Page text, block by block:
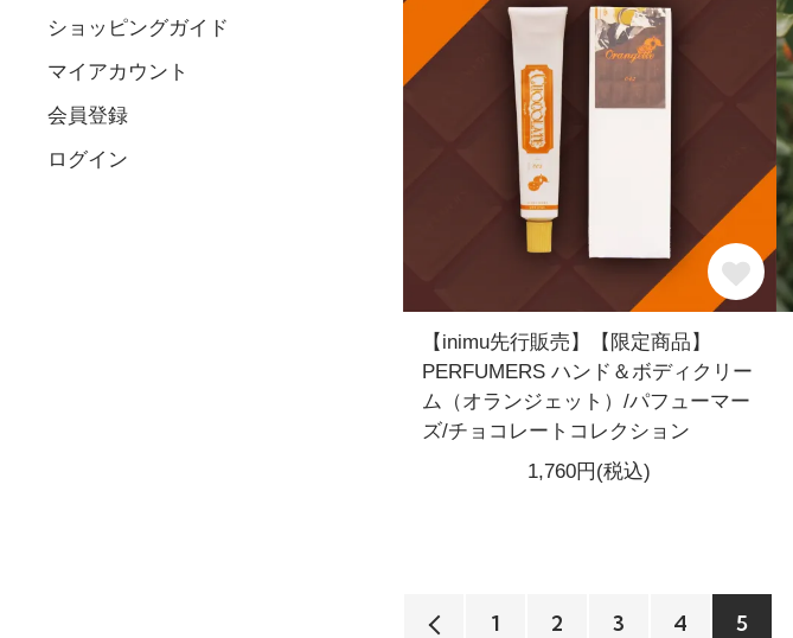
ショッピングガイド
マイアカウント
会員登録
ログイン
【inimu先行販売】【限定商品】
PERFUMERS ハンド＆ボディクリー
ム（オランジェット）/パフューマー
ズ/チョコレートコレクション
1,760円(税込)
1 2 3 4 5